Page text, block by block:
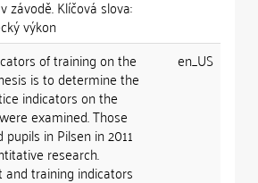
závodě. Klíčová slova:
výkon
of training on the
is to determine the
indicators on the
examined. Those
in Pilsen in 2011
research.
training indicators
en_US